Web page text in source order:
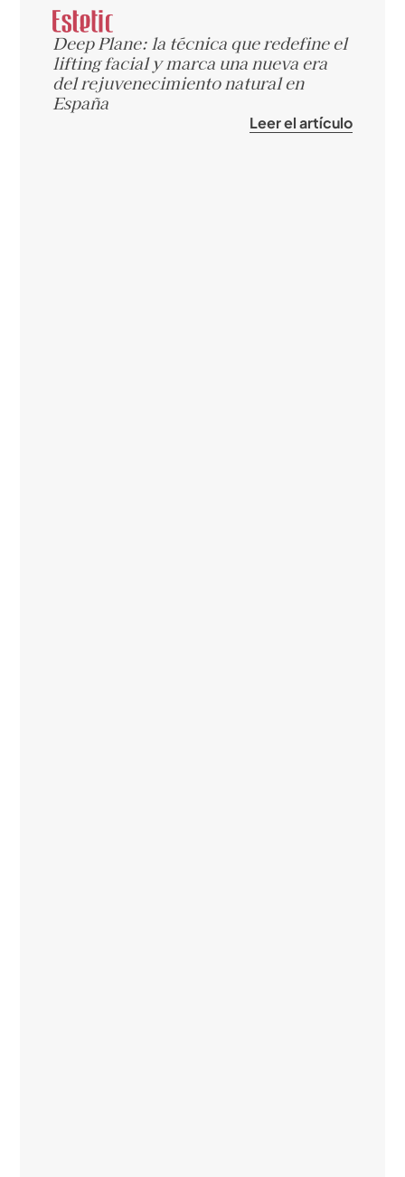
Deep Plane: la técnica que redefine el
lifting facial y marca una nueva era
del rejuvenecimiento natural en
España
Leer el artículo